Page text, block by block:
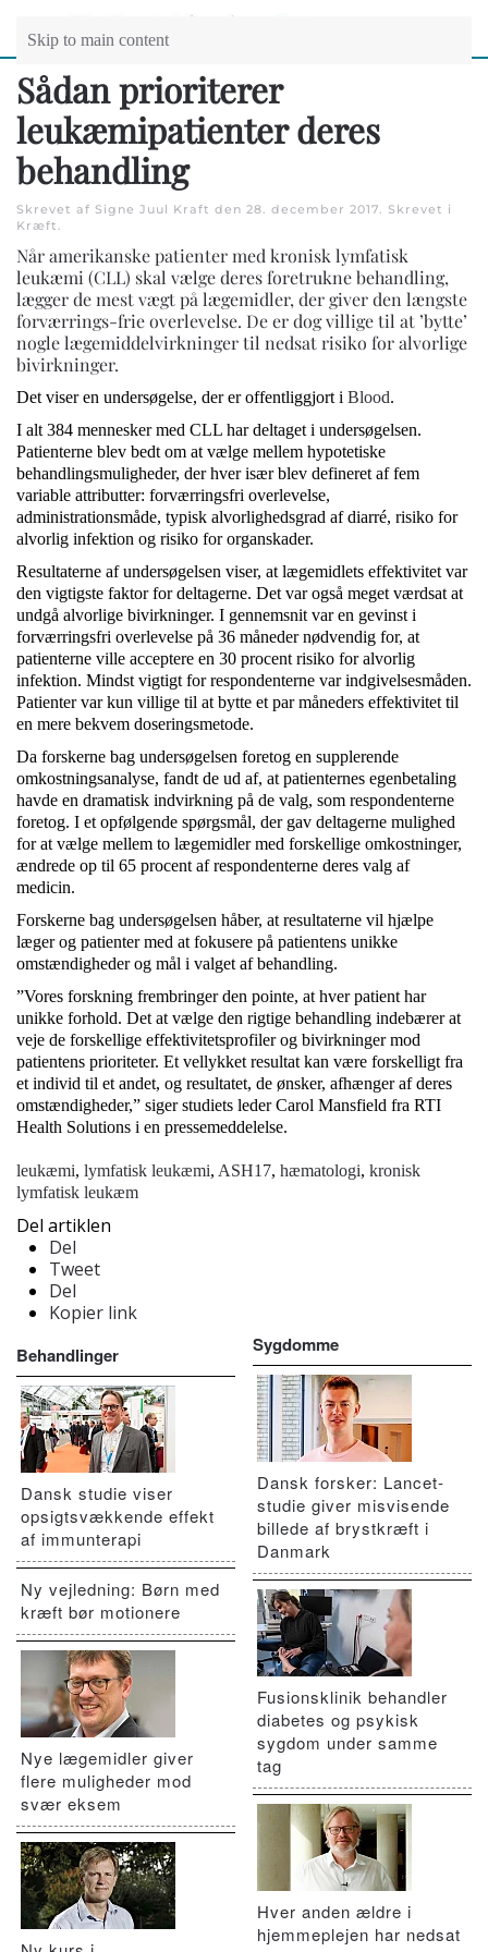
Skip to main content
Sådan prioriterer
leukæmipatienter deres
behandling
Skrevet af Signe Juul Kraft den 28. december 2017. Skrevet i
Kræft.
Når amerikanske patienter med kronisk lymfatisk
leukæmi (CLL) skal vælge deres foretrukne behandling,
lægger de mest vægt på lægemidler, der giver den længste
forværrings-frie overlevelse. De er dog villige til at ’bytte’
nogle lægemiddelvirkninger til nedsat risiko for alvorlige
bivirkninger.
Det viser en undersøgelse, der er offentliggjort i Blood.
I alt 384 mennesker med CLL har deltaget i undersøgelsen.
Patienterne blev bedt om at vælge mellem hypotetiske
behandlingsmuligheder, der hver især blev defineret af fem
variable attributter: forværringsfri overlevelse,
administrationsmåde, typisk alvorlighedsgrad af diarré, risiko for
alvorlig infektion og risiko for organskader.
Resultaterne af undersøgelsen viser, at lægemidlets effektivitet var
den vigtigste faktor for deltagerne. Det var også meget værdsat at
undgå alvorlige bivirkninger. I gennemsnit var en gevinst i
forværringsfri overlevelse på 36 måneder nødvendig for, at
patienterne ville acceptere en 30 procent risiko for alvorlig
infektion. Mindst vigtigt for respondenterne var indgivelsesmåden.
Patienter var kun villige til at bytte et par måneders effektivitet til
en mere bekvem doseringsmetode.
Da forskerne bag undersøgelsen foretog en supplerende
omkostningsanalyse, fandt de ud af, at patienternes egenbetaling
havde en dramatisk indvirkning på de valg, som respondenterne
foretog. I et opfølgende spørgsmål, der gav deltagerne mulighed
for at vælge mellem to lægemidler med forskellige omkostninger,
ændrede op til 65 procent af respondenterne deres valg af
medicin.
Forskerne bag undersøgelsen håber, at resultaterne vil hjælpe
læger og patienter med at fokusere på patientens unikke
omstændigheder og mål i valget af behandling.
”Vores forskning frembringer den pointe, at hver patient har
unikke forhold. Det at vælge den rigtige behandling indebærer at
veje de forskellige effektivitetsprofiler og bivirkninger mod
patientens prioriteter. Et vellykket resultat kan være forskelligt fra
et individ til et andet, og resultatet, de ønsker, afhænger af deres
omstændigheder,” siger studiets leder Carol Mansfield fra RTI
Health Solutions i en pressemeddelelse.
leukæmi, lymfatisk leukæmi, ASH17, hæmatologi, kronisk
lymfatisk leukæm
Del artiklen
Del
Tweet
Del
Kopier link
Behandlinger
Dansk studie viser
opsigtsvækkende effekt
af immunterapi
Ny vejledning: Børn med
kræft bør motionere
Nye lægemidler giver
flere muligheder mod
svær eksem
Sygdomme
Dansk forsker: Lancet-
studie giver misvisende
billede af brystkræft i
Danmark
Fusionsklinik behandler
diabetes og psykisk
sygdom under samme
tag
Hver anden ældre i
hjemmeplejen har nedsat